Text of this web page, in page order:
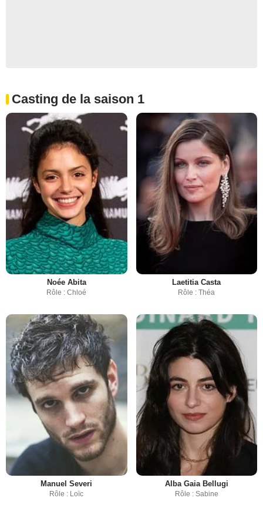
Casting de la saison 1
Noée Abita
Rôle : Chloé
Laetitia Casta
Rôle : Théa
Manuel Severi
Rôle : Loïc
Alba Gaia Bellugi
Rôle : Sabine